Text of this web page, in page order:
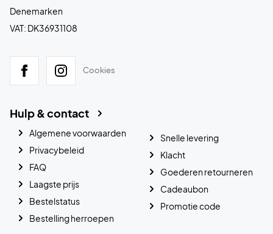
Denemarken
VAT: DK36931108
Cookies
Hulp & contact
Algemene voorwaarden
Privacybeleid
FAQ
Laagste prijs
Bestelstatus
Bestelling herroepen
Snelle levering
Klacht
Goederen retourneren
Cadeaubon
Promotie code